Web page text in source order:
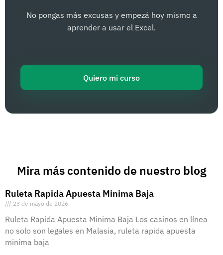
No pongas más excusas y empezá hoy mismo a
aprender a usar el Excel.
Quiero mi curso
Mira más contenido de nuestro blog
Ruleta Rapida Apuesta Minima Baja
23 de mayo de 2026
Ruleta Rapida Apuesta Minima Baja Los casinos en línea
no solo son legales en Malasia, ruleta rapida apuesta
minima baja